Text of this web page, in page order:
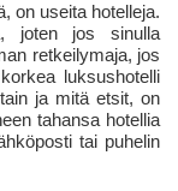
on useita hotelleja.
joten jos sinulla
retkeilymaja, jos
luksushotelli
ja mitä etsit, on
tahansa hotellia
tai puhelin